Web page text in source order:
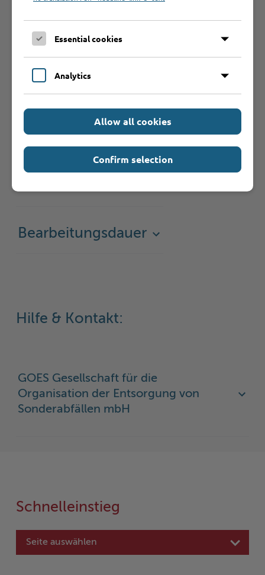
Rechtsgrundlage
Informationen
Was sollte ich
Bearbeitungsdauer
Hilfe & Kontakt:
GOES Gesellschaft für die
Organisation der Entsorgung von
Sonderabfällen mbH
Schnelleinstieg
Seite auswählen
Essential cookies
Analytics
Allow all cookies
Confirm selection